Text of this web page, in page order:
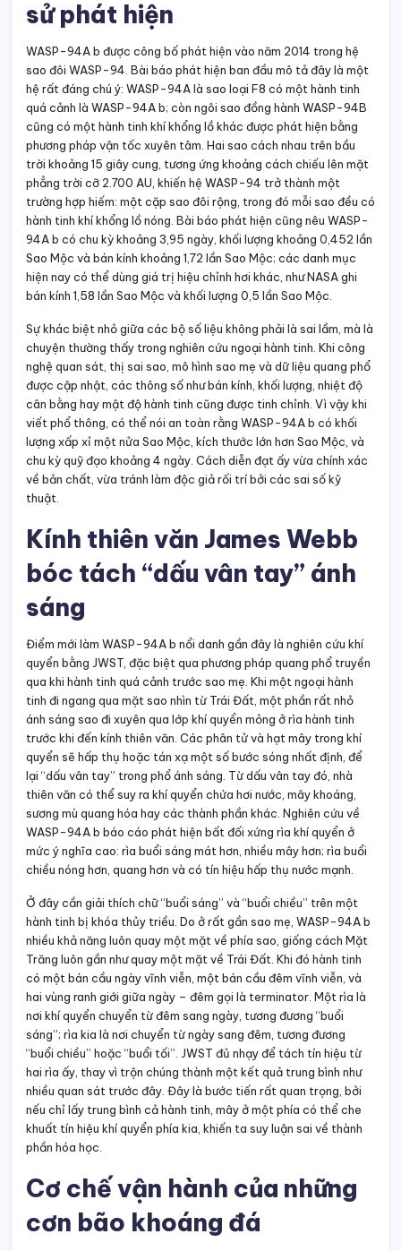
sử phát hiện
WASP-94A b được công bố phát hiện vào năm 2014 trong hệ
sao đôi WASP-94. Bài báo phát hiện ban đầu mô tả đây là một
hệ rất đáng chú ý: WASP-94A là sao loại F8 có một hành tinh
quá cảnh là WASP-94A b; còn ngôi sao đồng hành WASP-94B
cũng có một hành tinh khí khổng lồ khác được phát hiện bằng
phương pháp vận tốc xuyên tâm. Hai sao cách nhau trên bầu
trời khoảng 15 giây cung, tương ứng khoảng cách chiếu lên mặt
phẳng trời cỡ 2.700 AU, khiến hệ WASP-94 trở thành một
trường hợp hiếm: một cặp sao đôi rộng, trong đó mỗi sao đều có
hành tinh khí khổng lồ nóng. Bài báo phát hiện cũng nêu WASP-
94A b có chu kỳ khoảng 3,95 ngày, khối lượng khoảng 0,452 lần
Sao Mộc và bán kính khoảng 1,72 lần Sao Mộc; các danh mục
hiện nay có thể dùng giá trị hiệu chỉnh hơi khác, như NASA ghi
bán kính 1,58 lần Sao Mộc và khối lượng 0,5 lần Sao Mộc.
Sự khác biệt nhỏ giữa các bộ số liệu không phải là sai lầm, mà là
chuyện thường thấy trong nghiên cứu ngoại hành tinh. Khi công
nghệ quan sát, thị sai sao, mô hình sao mẹ và dữ liệu quang phổ
được cập nhật, các thông số như bán kính, khối lượng, nhiệt độ
cân bằng hay mật độ hành tinh cũng được tinh chỉnh. Vì vậy khi
viết phổ thông, có thể nói an toàn rằng WASP-94A b có khối
lượng xấp xỉ một nửa Sao Mộc, kích thước lớn hơn Sao Mộc, và
chu kỳ quỹ đạo khoảng 4 ngày. Cách diễn đạt ấy vừa chính xác
về bản chất, vừa tránh làm độc giả rối trí bởi các sai số kỹ
thuật.
Kính thiên văn James Webb
bóc tách “dấu vân tay” ánh
sáng
Điểm mới làm WASP-94A b nổi danh gần đây là nghiên cứu khí
quyển bằng JWST, đặc biệt qua phương pháp quang phổ truyền
qua khi hành tinh quá cảnh trước sao mẹ. Khi một ngoại hành
tinh đi ngang qua mặt sao nhìn từ Trái Đất, một phần rất nhỏ
ánh sáng sao đi xuyên qua lớp khí quyển mỏng ở rìa hành tinh
trước khi đến kính thiên văn. Các phân tử và hạt mây trong khí
quyển sẽ hấp thụ hoặc tán xạ một số bước sóng nhất định, để
lại “dấu vân tay” trong phổ ánh sáng. Từ dấu vân tay đó, nhà
thiên văn có thể suy ra khí quyển chứa hơi nước, mây khoáng,
sương mù quang hóa hay các thành phần khác. Nghiên cứu về
WASP-94A b báo cáo phát hiện bất đối xứng rìa khí quyển ở
mức ý nghĩa cao: rìa buổi sáng mát hơn, nhiều mây hơn; rìa buổi
chiều nóng hơn, quang hơn và có tín hiệu hấp thụ nước mạnh.
Ở đây cần giải thích chữ “buổi sáng” và “buổi chiều” trên một
hành tinh bị khóa thủy triều. Do ở rất gần sao mẹ, WASP-94A b
nhiều khả năng luôn quay một mặt về phía sao, giống cách Mặt
Trăng luôn gần như quay một mặt về Trái Đất. Khi đó hành tinh
có một bán cầu ngày vĩnh viễn, một bán cầu đêm vĩnh viễn, và
hai vùng ranh giới giữa ngày – đêm gọi là terminator. Một rìa là
nơi khí quyển chuyển từ đêm sang ngày, tương đương “buổi
sáng”; rìa kia là nơi chuyển từ ngày sang đêm, tương đương
“buổi chiều” hoặc “buổi tối”. JWST đủ nhạy để tách tín hiệu từ
hai rìa ấy, thay vì trộn chúng thành một kết quả trung bình như
nhiều quan sát trước đây. Đây là bước tiến rất quan trọng, bởi
nếu chỉ lấy trung bình cả hành tinh, mây ở một phía có thể che
khuất tín hiệu khí quyển phía kia, khiến ta suy luận sai về thành
phần hóa học.
Cơ chế vận hành của những
cơn bão khoáng đá